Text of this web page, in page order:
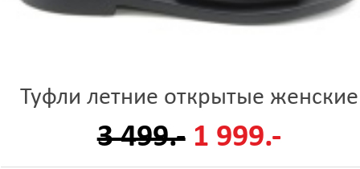
Туфли летние открытые женские
3 499.- 1 999.-